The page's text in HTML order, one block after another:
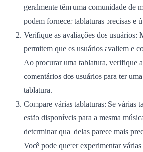
geralmente têm uma comunidade de
podem fornecer tablaturas precisas e
Verifique as avaliações dos usuários:
permitem que os usuários avaliem e
Ao procurar uma tablatura, verifique
comentários dos usuários para ter
tablatura.
Compare várias tablaturas: Se várias
estão disponíveis para a mesma
determinar qual delas parece mais
Você pode querer experimentar